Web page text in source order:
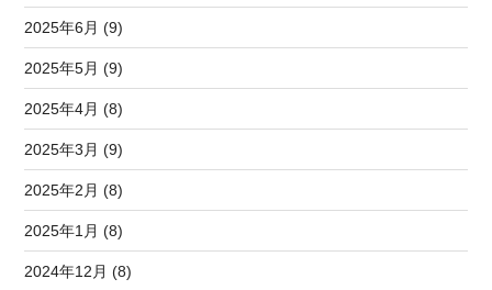
2025年6月 (9)
2025年5月 (9)
2025年4月 (8)
2025年3月 (9)
2025年2月 (8)
2025年1月 (8)
2024年12月 (8)